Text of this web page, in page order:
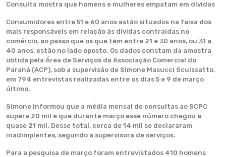
Consulta mostra que homens e mulheres empatam em dívidas
Consumidores entre 51 e 60 anos estão situados na faixa dos
mais responsáveis em relação às dívidas contraídas no
comércio, ao passo que os que têm entre 21 e 30 anos, ou 31 a
40 anos, estão no lado oposto. Os dados constam da amostra
obtida pela Área de Serviços da Associação Comercial do
Paraná (ACP), sob a supervisão de Simone Masucci Scuissatto,
em 794 entrevistas realizadas entre os dias 5 e 9 de março
último.
Simone informou que a média mensal de consultas ao SCPC
supera 20 mil e que durante março esse número chegou a
quase 21 mil. Desse total, cerca de 14 mil se declararam
inadimplentes, segundo a supervisora de serviços.
Para a pesquisa de março foram entrevistados 410 homens